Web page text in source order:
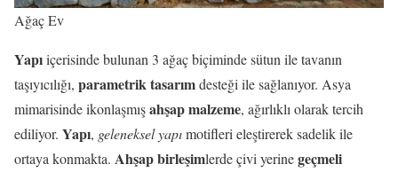
Ağaç Ev
Yapıiçerisinde bulunan 3 ağaç biçiminde sütun ile tavanın
taşıyıcılığı, parametrik tasarımdesteği ile sağlanıyor. Asya
mimarisinde ikonlaşmışahşap malzeme, ağırlıklı olarak tercih
ediliyor. Yapı, geleneksel yapımotifleri eleştirerek sadelik ile
ortaya konmakta. Ahşap birleşimlerde çivi yerinegeçmeli